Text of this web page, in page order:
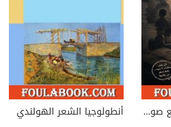
الذين كتبوا ولم يُسمع صوتهم أنطولوجيا الشعر الهولندي